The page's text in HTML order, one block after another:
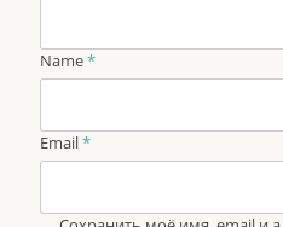
Name*
Email*